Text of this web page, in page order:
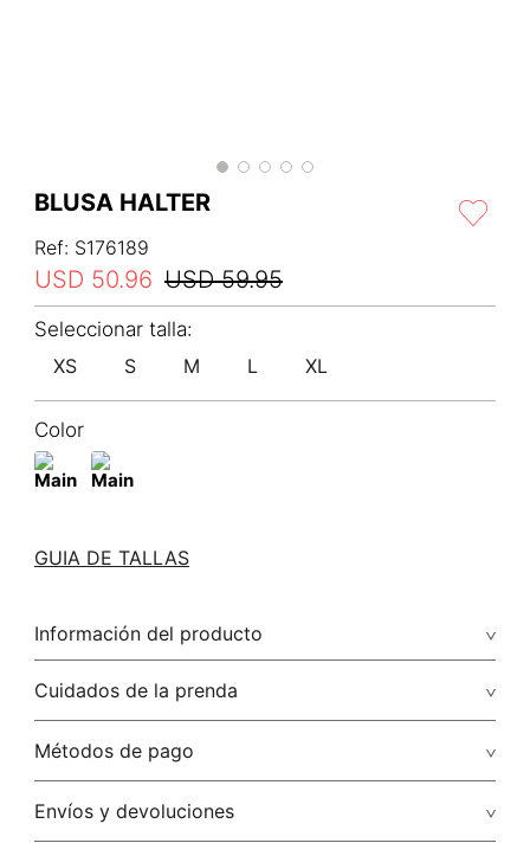
BLUSA HALTER
Ref: S176189
USD 59.95
USD 50.96
XS S M L XL
Color
GUIA DE TALLAS
Información del producto
90.00% poliamida/polyamide10.00% elastano/elastane
Cuidados de la prenda
No dejar en remojo /lavar por separado / no utilizar
Métodos de pago
Tarjetas de crédito: Visa, Dinners, Master Card y American
Envíos y devoluciones